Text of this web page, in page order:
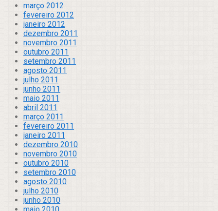
março 2012
fevereiro 2012
janeiro 2012
dezembro 2011
novembro 2011
outubro 2011
setembro 2011
agosto 2011
julho 2011
junho 2011
maio 2011
abril 2011
março 2011
fevereiro 2011
janeiro 2011
dezembro 2010
novembro 2010
outubro 2010
setembro 2010
agosto 2010
julho 2010
junho 2010
maio 2010